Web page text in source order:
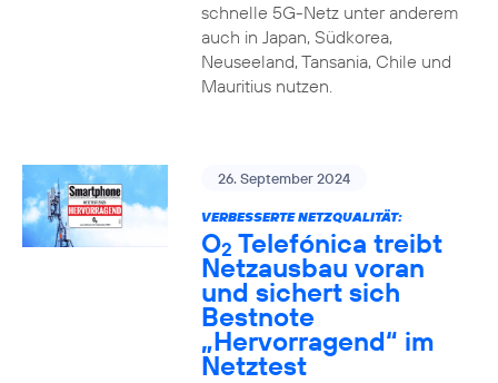
schnelle 5G-Netz unter anderem
auch in Japan, Südkorea,
Neuseeland, Tansania, Chile und
Mauritius nutzen.
26. September 2024
VERBESSERTE NETZQUALITÄT:
O2 Telefónica treibt
Netzausbau voran
und sichert sich
Bestnote
„Hervorragend“ im
Netztest